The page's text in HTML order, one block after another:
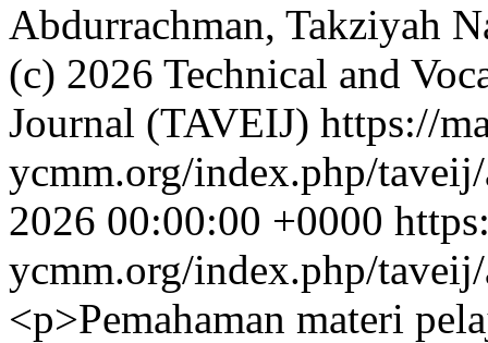
Abdurrachman, Takziyah
(c) 2026 Technical and
Journal (TAVEIJ) https://
ycmm.org/index.php/
2026 00:00:00 +0000
ycmm.org/index.php/
<p>Pemahaman materi